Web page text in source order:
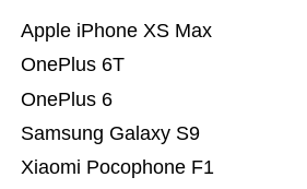
Xiaomi Pocophone F1
Samsung Galaxy S9
OnePlus 6
OnePlus 6T
Apple iPhone XS Max